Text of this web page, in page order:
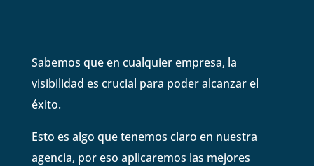
Sabemos que en cualquier empresa, la
visibilidad es crucial para poder alcanzar el
éxito.
Esto es algo que tenemos claro en nuestra
agencia, por eso aplicaremos las mejores